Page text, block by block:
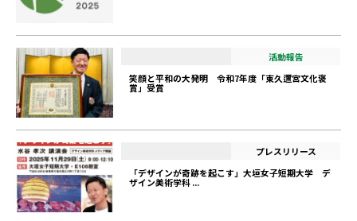
活動報告
笑顔と平和の大発明 令和7年度「東久邇宮文化褒
賞」受賞
プレスリリース
「デザインが奇跡を起こす」大垣女子短期大学 デ
ザイン美術学科 ...